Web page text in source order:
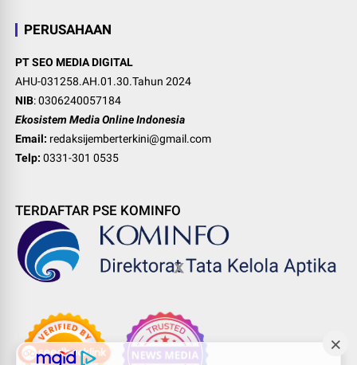
PERUSAHAAN
PT SEO MEDIA DIGITAL
AHU-031258.AH.01.30.Tahun 2024
NIB: 0306240057184
Ekosistem Media Online Indonesia
Email: redaksijemberterkini@gmail.com
Telp: 0331-301 0535
TERDAFTAR PSE KOMINFO